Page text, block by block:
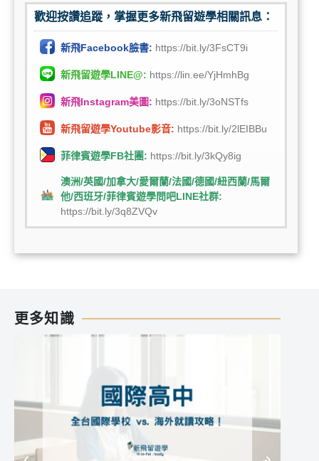
歡迎按讚追蹤，掌握更多新飛留遊學相關訊息：
新飛Facebook臉書: https://bit.ly/3FsCT9i
新飛留遊學LINE@: https://lin.ee/YjHmhBg
新飛Instagram美圖: https://bit.ly/3oNSTfs
新飛留遊學Youtube影音: https://bit.ly/2lEIBBu
菲律賓遊學FB社團: https://bit.ly/3kQy8ig
澳洲/英國/加拿大/愛爾蘭/法國/德國/紐西蘭/馬爾
他/西班牙/菲律賓遊學問吧LINE社群:
https://bit.ly/3q8ZVQv
更多知識